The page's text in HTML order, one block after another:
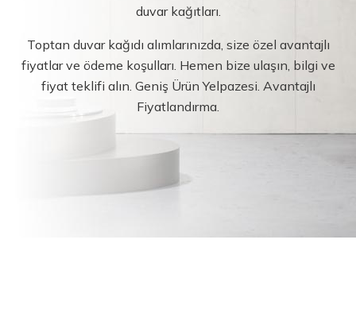
duvar kağıtları.
Toptan duvar kağıdı alımlarınızda, size özel avantajlı
fiyatlar ve ödeme koşulları. Hemen bize ulaşın, bilgi ve
fiyat teklifi alın. Geniş Ürün Yelpazesi. Avantajlı
Fiyatlandırma.